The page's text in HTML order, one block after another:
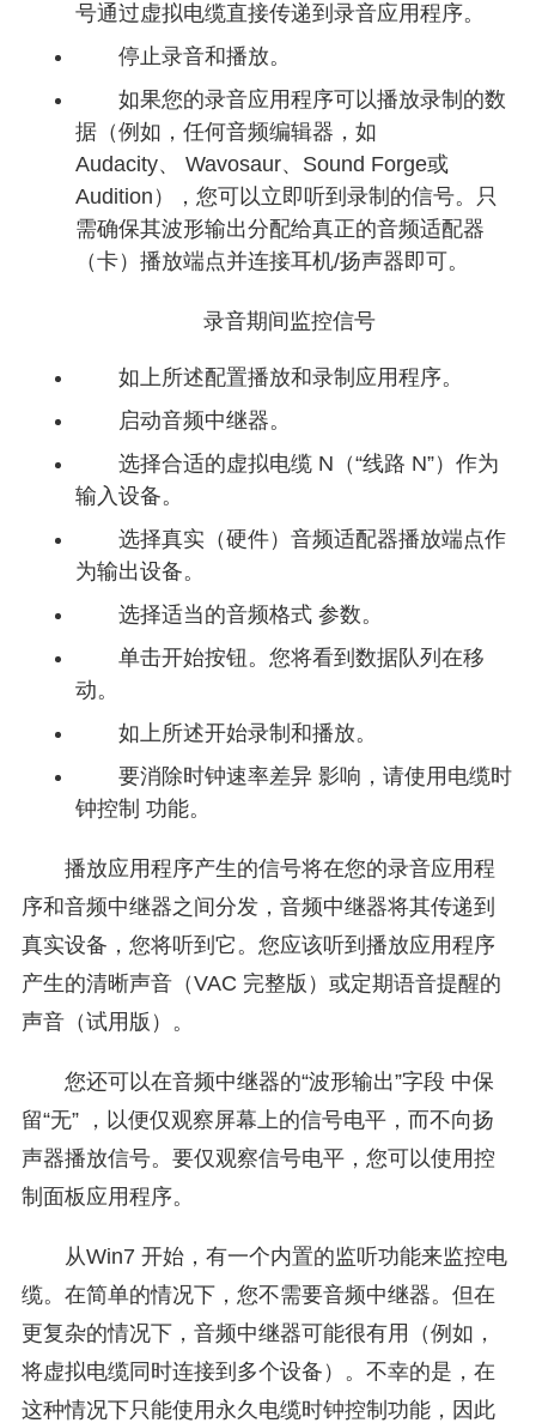
号通过虚拟电缆直接传递到录音应用程序。
停止录音和播放。
如果您的录音应用程序可以播放录制的数
据（例如，任何音频编辑器，如
Audacity、 Wavosaur、Sound Forge或
Audition），您可以立即听到录制的信号。只
需确保其波形输出分配给真正的音频适配器
（卡）播放端点并连接耳机/扬声器即可。
录音期间监控信号
如上所述配置播放和录制应用程序。
启动音频中继器。
选择合适的虚拟电缆 N（“线路 N”）作为
输入设备。
选择真实（硬件）音频适配器播放端点作
为输出设备。
选择适当的音频格式 参数。
单击开始按钮。您将看到数据队列在移
动。
如上所述开始录制和播放。
要消除时钟速率差异 影响，请使用电缆时
钟控制 功能。
播放应用程序产生的信号将在您的录音应用程
序和音频中继器之间分发，音频中继器将其传递到
真实设备，您将听到它。您应该听到播放应用程序
产生的清晰声音（VAC 完整版）或定期语音提醒的
声音（试用版）。
您还可以在音频中继器的“波形输出”字段 中保
留“无” ，以便仅观察屏幕上的信号电平，而不向扬
声器播放信号。要仅观察信号电平，您可以使用控
制面板应用程序。
从Win7 开始，有一个内置的监听功能来监控电
缆。在简单的情况下，您不需要音频中继器。但在
更复杂的情况下，音频中继器可能很有用（例如，
将虚拟电缆同时连接到多个设备）。不幸的是，在
这种情况下只能使用永久电缆时钟控制功能，因此